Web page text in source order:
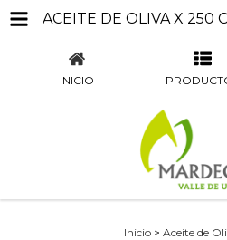
INICIO
Inicio > Aceite de